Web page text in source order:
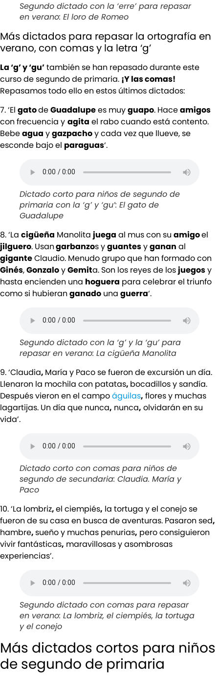
Segundo dictado con la ‘erre’ para repasar
en verano: El loro de Romeo
Más dictados para repasar la ortografía en
verano, con comas y la letra ‘g’
La ‘g’ y ‘gu’también se han repasado durante este
curso de segundo de primaria. ¡Y las comas!
Repasamos todo ello en estos últimos dictados:
7. ‘El gatodeGuadalupees muyguapo. Haceamigos
con frecuencia y agita el rabo cuando está contento.
Bebeagua ygazpachoy cada vez que llueve, se
esconde bajo el paraguas‘.
Dictado corto para niños de segundo de
primaria con la ‘g’ y ‘gu’: El gato de
Guadalupe
8. ‘La cigüeña Manolita juega al mus con su amigoel
jilguero. Usangarbanzos yguantesyganan al
giganteClaudio. Menudo grupo que han formado con
Ginés,GonzaloyGemita. Son los reyes de losjuegosy
hasta encienden una hoguera para celebrar el triunfo
como si hubieranganado una guerra‘.
Segundo dictado con la ‘g’ y la ‘gu’ para
repasar en verano: La cigüeña Manolita
9. ‘Claudia, María y Paco se fueron de excursión un día.
Llenaron la mochila con patatas, bocadillos y sandía.
Después vieron en el campoáguilas, flores y muchas
lagartijas. Un día que nunca, nunca, olvidarán en su
vida’.
Dictado corto con comas para niños de
segundo de secundaria: Claudia. María y
Paco
10. ‘La lombriz,el ciempiés, la tortuga y el conejo se
fueron de su casa en busca de aventuras. Pasaron sed,
hambre,sueño y muchas penurias, pero consiguieron
vivir fantásticas, maravillosas y asombrosas
experiencias’.
Segundo dictado con comas para repasar
en verano: La lombriz, el ciempiés, la tortuga
y el conejo
Más dictados cortos para niños
de segundo de primaria